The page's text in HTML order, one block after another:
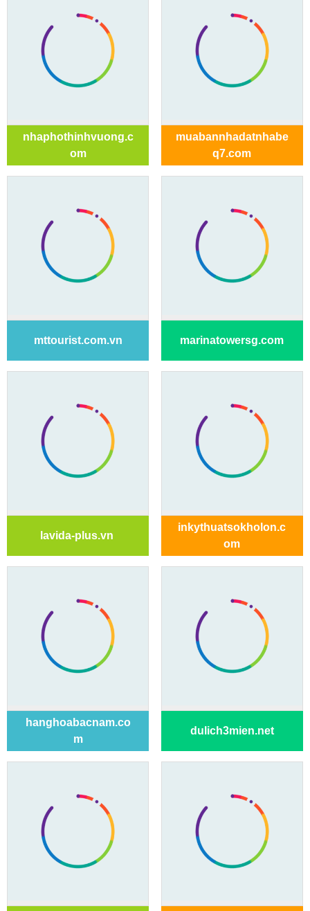
nhaphothinhvuong.c
om
muabannhadatnhabe
q7.com
mttourist.com.vn marinatowersg.com
lavida-plus.vn
inkythuatsokholon.c
om
hanghoabacnam.co
m
dulich3mien.net